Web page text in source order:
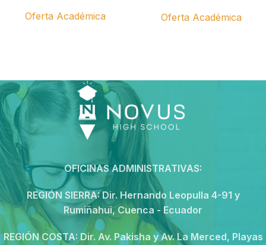
Oferta Académica Oferta Académica
OFICINAS ADMINISTRATIVAS:
REGIÓN SIERRA:Dir. Hernando Leopulla 4-91 y
Rumiñahui, Cuenca - Ecuador
REGIÓN COSTA: Dir. Av. Pakisha y Av. La Merced, Playas